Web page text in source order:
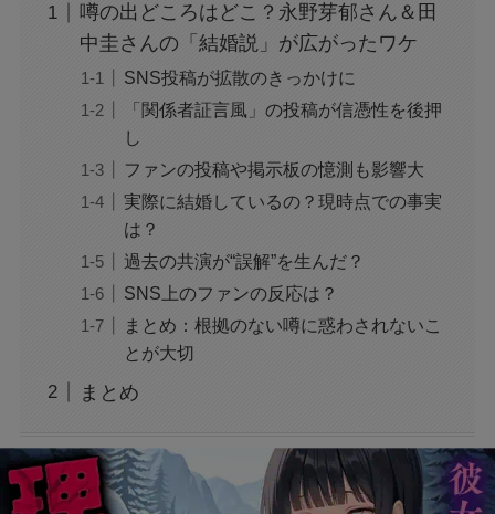
アレン様が川村エミコに怒ったのは本当？な
声にならない愛は最終話やネタバレは？最後ま
で見る方法も！
MAZZEL・RYUKIのヘアメイク匂わせとは？時
理由は？なぜなのか徹底調査
噂の出どころはどこ？永野芽郁さん＆田
中圭さんの「結婚説」が広がったワケ
SNS投稿が拡散のきっかけに
「関係者証言風」の投稿が信憑性を後押
し
ファンの投稿や掲示板の憶測も影響大
実際に結婚しているの？現時点での事実
は？
過去の共演が“誤解”を生んだ？
SNS上のファンの反応は？
まとめ：根拠のない噂に惑わされないこ
とが大切
まとめ